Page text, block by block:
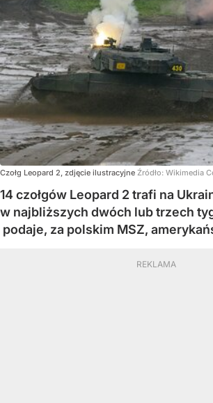
Czołg Leopard 2, zdjęcie ilustracyjne Źródło: Wikimedia
14 czołgów Leopard 2 trafi na
w najbliższych dwóch lub trzech
podaje, za polskim MSZ,